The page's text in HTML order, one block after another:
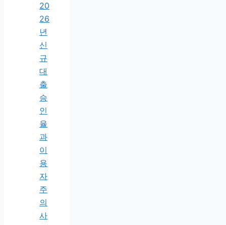
20
26
년
신
규
대
출
승
인
율
과
이
용
자
주
의
사